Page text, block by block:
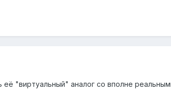
её "виртуальный" аналог со вполне